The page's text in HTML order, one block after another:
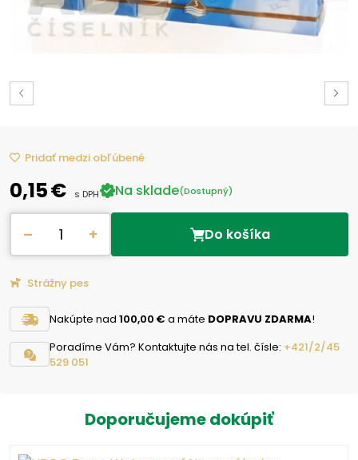
Pridať medzi obľúbené
0,15 € s DPH Na sklade(Dostupný)
– + Do košíka
Strážny pes
Nakúpte nad 100,00 € a máte DOPRAVU ZDARMA!
Poradíme Vám? Kontaktujte nás na tel. čísle: +421/2/45
529 051
Doporučujeme dokúpiť